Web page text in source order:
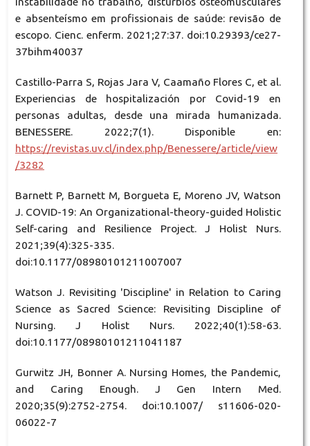
e absenteísmo em profissionais de saúde: revisão de
escopo. Cienc. enferm. 2021;27:37. doi:10.29393/ce27-
37bihm40037
Castillo-Parra S, Rojas Jara V, Caamaño Flores C, et al.
Experiencias de hospitalización por Covid-19 en
personas adultas, desde una mirada humanizada.
BENESSERE. 2022;7(1). Disponible en:
https://revistas.uv.cl/index.php/Benessere/article/view
/3282
Barnett P, Barnett M, Borgueta E, Moreno JV, Watson
J. COVID-19: An Organizational-theory-guided Holistic
Self-caring and Resilience Project. J Holist Nurs.
2021;39(4):325-335.
doi:10.1177/08980101211007007
Watson J. Revisiting 'Discipline' in Relation to Caring
Science as Sacred Science: Revisiting Discipline of
Nursing. J Holist Nurs. 2022;40(1):58-63.
doi:10.1177/08980101211041187
Gurwitz JH, Bonner A. Nursing Homes, the Pandemic,
and Caring Enough. J Gen Intern Med.
2020;35(9):2752-2754. doi:10.1007/ s11606-020-
06022-7